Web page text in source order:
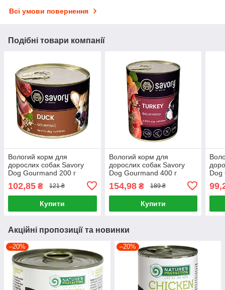
Всі умови повернення
Подібні товари компанії
Вологий корм для
дорослих собак Savory
Dog Gourmand 200 г
102,85 ₴ 121 ₴
Купити
Вологий корм для
дорослих собак Savory
Dog Gourmand 400 г
154,98₴ 189 ₴
Купити
Dog
Акційні пропозиції та новинки
–20% –20%